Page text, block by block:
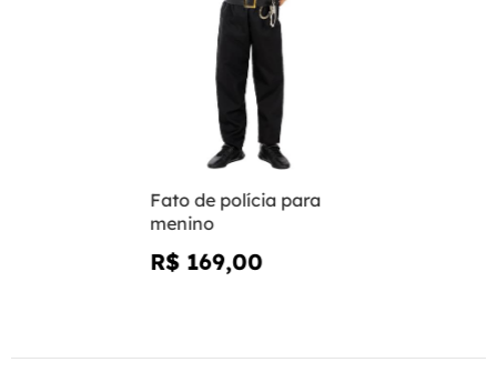
Fato de polícia para
menino
R$ 169,00